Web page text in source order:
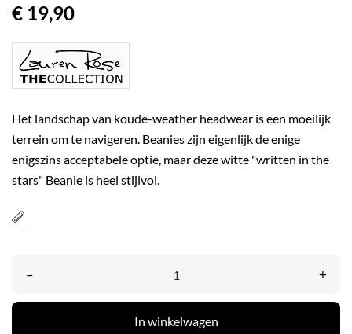
€ 19,90
Het landschap van koude-weather headwear is een moeilijk
terrein om te navigeren. Beanies zijn eigenlijk de enige
enigszins acceptabele optie, maar deze witte "written in the
stars" Beanie is heel stijlvol.
– +
In winkelwagen